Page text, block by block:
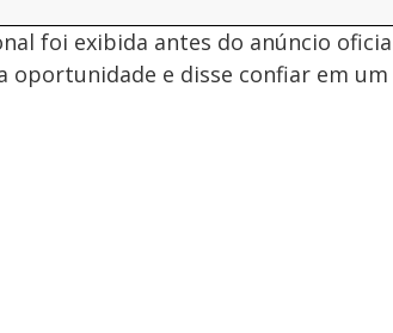
foi exibida antes do anúncio
e disse confiar em